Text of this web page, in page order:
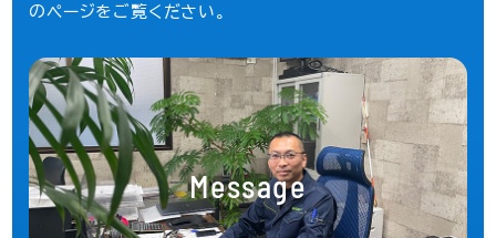
のページをご覧ください。
Message